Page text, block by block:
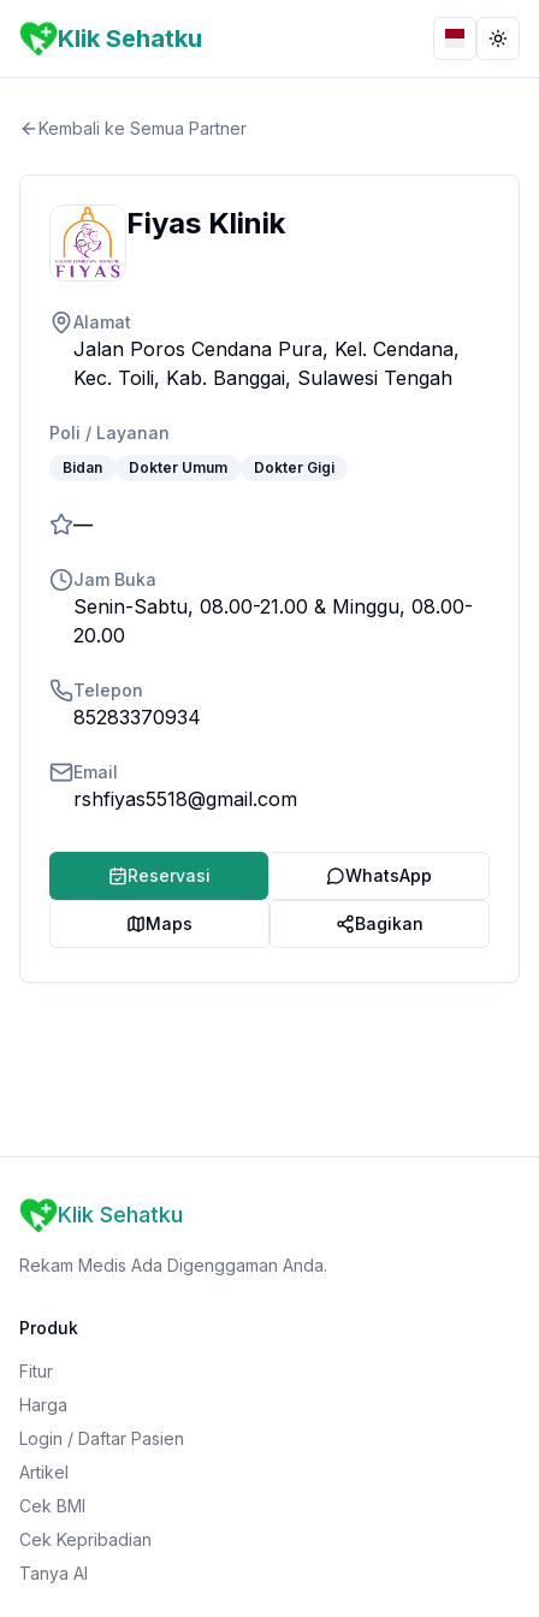
Klik Sehatku Bahasa
Kembali ke Semua Partner
Fiyas Klinik
Alamat
Jalan Poros Cendana Pura, Kel. Cendana,
Kec. Toili, Kab. Banggai, Sulawesi Tengah
Poli / Layanan
Bidan Dokter Umum Dokter Gigi
—
Jam Buka
Senin-Sabtu, 08.00-21.00 & Minggu, 08.00-
20.00
Telepon
85283370934
Email
rshfiyas5518@gmail.com
Reservasi WhatsApp
Maps Bagikan
Klik Sehatku
Rekam Medis Ada Digenggaman Anda.
Produk
Fitur
Harga
Login / Daftar Pasien
Artikel
Cek BMI
Cek Kepribadian
Tanya AI